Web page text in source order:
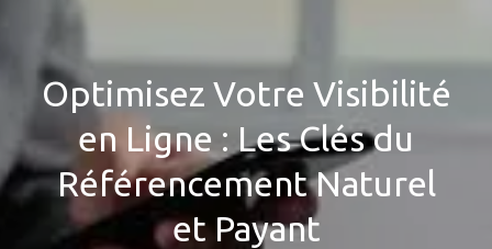
Optimisez Votre Visibilité
en Ligne : Les Clés du
Référencement Naturel
et Payant